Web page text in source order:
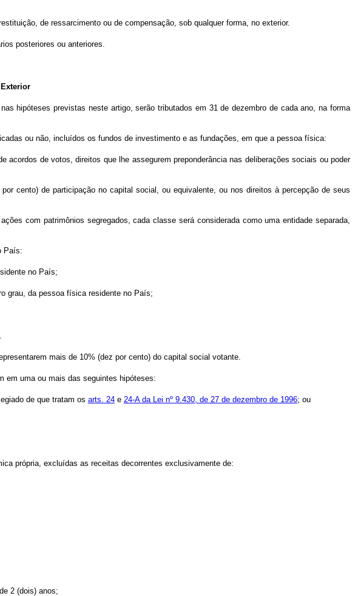
de ressarcimento ou de compensação, sob qualquer forma, no exterior.
posteriores ou anteriores.
hipóteses previstas neste artigo, serão tributados em 31 de dezembro de cada ano, na forma
ou não, incluídos os fundos de investimento e as fundações, em que a pessoa física:
de votos, direitos que lhe assegurem preponderância nas deliberações sociais ou poder
cento) de participação no capital social, ou equivalente, ou nos direitos à percepção de seus
com patrimônios segregados, cada classe será considerada como uma entidade separada,
País:
no País;
grau, da pessoa física residente no País;
mais de 10% (dez por cento) do capital social votante.
em uma ou mais das seguintes hipóteses:
de que tratam os arts. 24e 24-A da Lei nº 9.430, de 27 de dezembro de 1996; ou
própria, excluídas as receitas decorrentes exclusivamente de:
2 (dois) anos;